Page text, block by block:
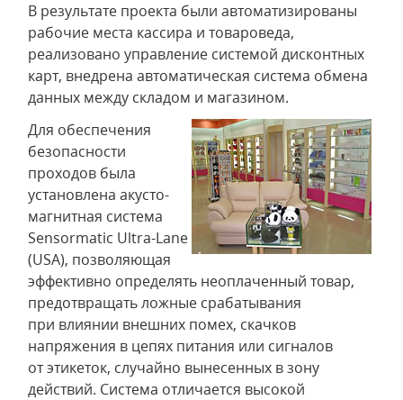
В результате проекта были автоматизированы
рабочие места кассира и товароведа,
реализовано управление системой дисконтных
карт, внедрена автоматическая система обмена
данных между складом и магазином.
Для обеспечения
безопасности
проходов была
установлена акусто-
магнитная система
Sensormatic Ultra-Lane
(USA), позволяющая
эффективно определять неоплаченный товар,
предотвращать ложные срабатывания
при влиянии внешних помех, скачков
напряжения в цепях питания или сигналов
от этикеток, случайно вынесенных в зону
действий. Система отличается высокой